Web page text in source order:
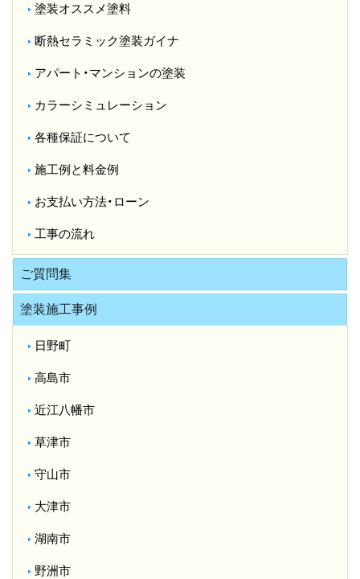
塗装オススメ塗料
断熱セラミック塗装ガイナ
アパート・マンションの塗装
カラーシミュレーション
各種保証について
施工例と料金例
お支払い方法・ローン
工事の流れ
ご質問集
塗装施工事例
日野町
高島市
近江八幡市
草津市
守山市
大津市
湖南市
野洲市